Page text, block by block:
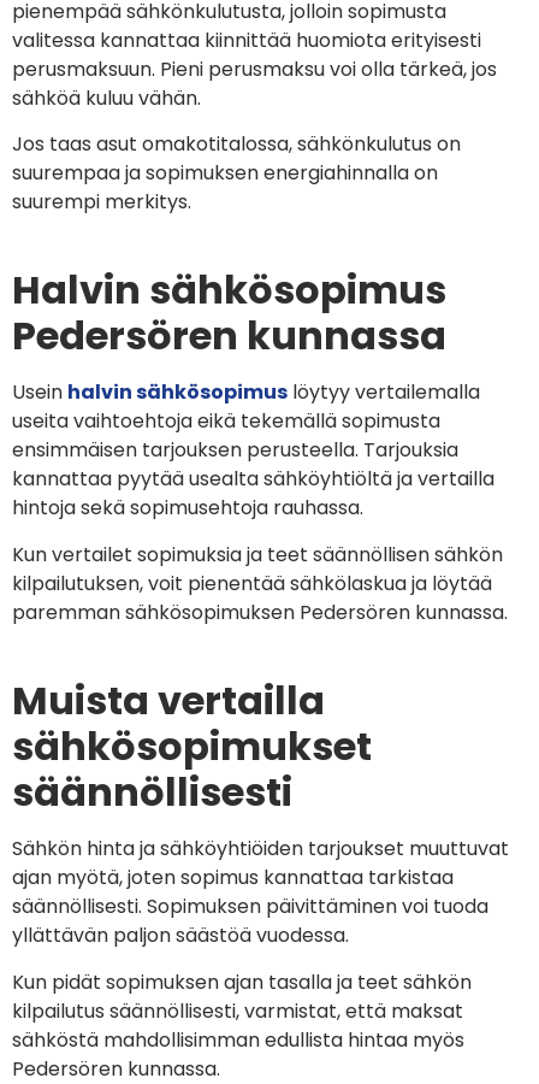
pienempää sähkönkulutusta, jolloin sopimusta
valitessa kannattaa kiinnittää huomiota erityisesti
perusmaksuun. Pieni perusmaksu voi olla tärkeä, jos
sähköä kuluu vähän.
Jos taas asut omakotitalossa, sähkönkulutus on
suurempaa ja sopimuksen energiahinnalla on
suurempi merkitys.
Halvin sähkösopimus
Pedersören kunnassa
Usein halvin sähkösopimus löytyy vertailemalla
useita vaihtoehtoja eikä tekemällä sopimusta
ensimmäisen tarjouksen perusteella. Tarjouksia
kannattaa pyytää usealta sähköyhtiöltä ja vertailla
hintoja sekä sopimusehtoja rauhassa.
Kun vertailet sopimuksia ja teet säännöllisen sähkön
kilpailutuksen, voit pienentää sähkölaskua ja löytää
paremman sähkösopimuksen Pedersören kunnassa.
Muista vertailla
sähkösopimukset
säännöllisesti
Sähkön hinta ja sähköyhtiöiden tarjoukset muuttuvat
ajan myötä, joten sopimus kannattaa tarkistaa
säännöllisesti. Sopimuksen päivittäminen voi tuoda
yllättävän paljon säästöä vuodessa.
Kun pidät sopimuksen ajan tasalla ja teet sähkön
kilpailutus säännöllisesti, varmistat, että maksat
sähköstä mahdollisimman edullista hintaa myös
Pedersören kunnassa.